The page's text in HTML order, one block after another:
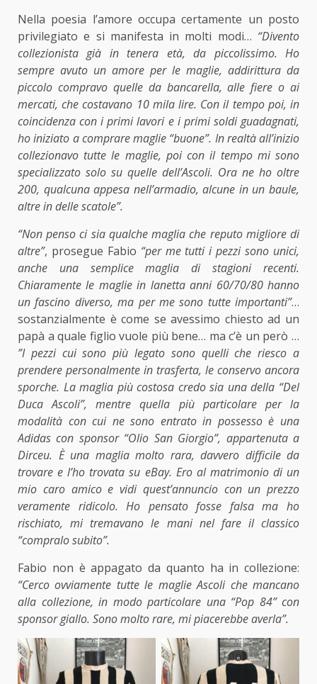
Nella poesia l’amore occupa certamente un posto
privilegiato e si manifesta in molti modi… “Divento
collezionista già in tenera età, da piccolissimo. Ho
sempre avuto un amore per le maglie, addirittura da
piccolo compravo quelle da bancarella, alle fiere o ai
mercati, che costavano 10 mila lire. Con il tempo poi, in
coincidenza con i primi lavori e i primi soldi guadagnati,
ho iniziato a comprare maglie “buone”. In realtà all’inizio
collezionavo tutte le maglie, poi con il tempo mi sono
specializzato solo su quelle dell’Ascoli. Ora ne ho oltre
200, qualcuna appesa nell’armadio, alcune in un baule,
altre in delle scatole”.
“Non penso ci sia qualche maglia che reputo migliore di
altre”, prosegue Fabio “per me tutti i pezzi sono unici,
anche una semplice maglia di stagioni recenti.
Chiaramente le maglie in lanetta anni 60/70/80 hanno
un fascino diverso, ma per me sono tutte importanti”…
sostanzialmente è come se avessimo chiesto ad un
papà a quale figlio vuole più bene… ma c’è un però …
”I pezzi cui sono più legato sono quelli che riesco a
prendere personalmente in trasferta, le conservo ancora
sporche. La maglia più costosa credo sia una della “Del
Duca Ascoli”, mentre quella più particolare per la
modalità con cui ne sono entrato in possesso è una
Adidas con sponsor “Olio San Giorgio”, appartenuta a
Dirceu. È una maglia molto rara, davvero difficile da
trovare e l’ho trovata su eBay. Ero al matrimonio di un
mio caro amico e vidi quest’annuncio con un prezzo
veramente ridicolo. Ho pensato fosse falsa ma ho
rischiato, mi tremavano le mani nel fare il classico
“compralo subito”.
Fabio non è appagato da quanto ha in collezione:
“Cerco ovviamente tutte le maglie Ascoli che mancano
alla collezione, in modo particolare una “Pop 84” con
sponsor giallo. Sono molto rare, mi piacerebbe averla”.